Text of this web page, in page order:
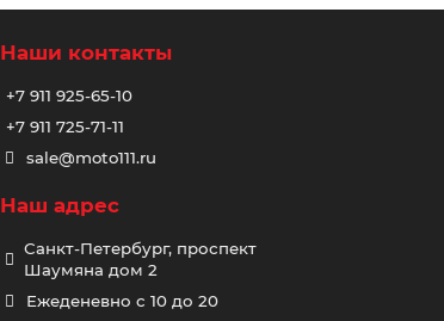
Наши контакты
+7 911 925-65-10
+7 911 725-71-11
sale@moto111.ru
Наш адрес
Санкт-Петербург, проспект
Шаумяна дом 2
Ежеденевно с 10 до 20